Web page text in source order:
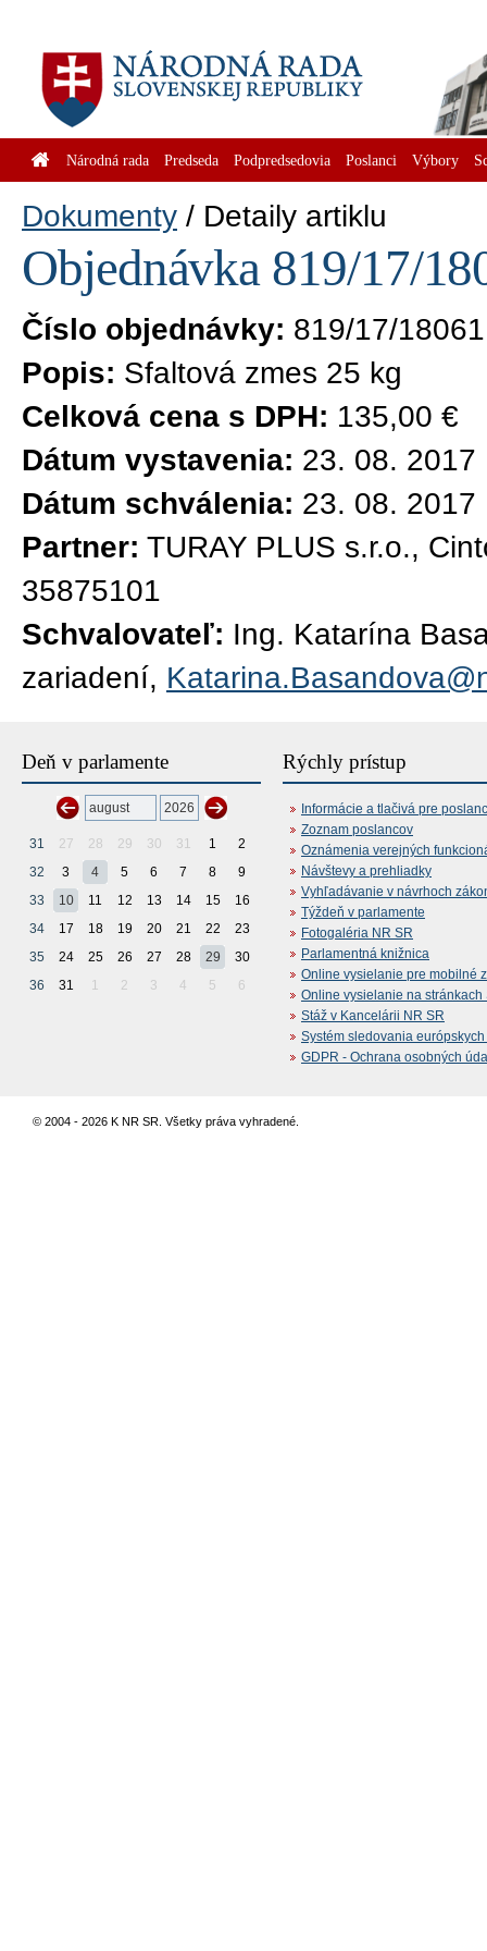
Národná rada Predseda Podpredsedovia Poslanci Výbory
Dokumenty Detaily artiklu
Objednávka 819/17/
Číslo objednávky: 819/17/18061
Popis: Sfaltová zmes 25 kg
Celková cena s DPH: 135,00 €
Dátum vystavenia: 23. 08. 2017
Dátum schválenia: 23. 08. 2017
Partner: TURAY PLUS s.r.o.,
35875101
Schvalovateľ: Ing. Katarína
zariadení,
Deň v parlamente
31 27 28 29 30 31 1
2
32
3 4 5 6 7 8
9
33
10 11 12 13 14 15
16
34
17 18 19 20 21 22
23
35
24 25 26 27 28 29
30
36
31 1 2 3 4 5 6
Rýchly prístup
Informácie a tlačivá pre
Zoznam poslancov
Oznámenia verejných
Návštevy a prehliadky
Vyhľadávanie v návrhoch
Týždeň v parlamente
Fotogaléria NR SR
Parlamentná knižnica
Online vysielanie pre mobilné
Online vysielanie na stránkach
Stáž v Kancelárii NR SR
Systém sledovania
GDPR - Ochrana osobných
© 2004 - 2026 K NR SR. Všetky práva vyhradené.